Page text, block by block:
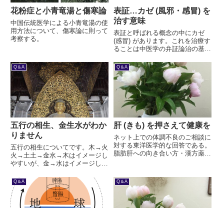
花粉症と小青竜湯と傷寒論
中国伝統医学による小青竜湯の使
用方法について、傷寒論に則って
考察する。
表証…カゼ (風邪・感冒) を
治す意味
表証と呼ばれる概念の中にカゼ
(感冒) があります。これを治療す
ることは中医学の弁証論治の基本
証を治療することも大切ですが、
もっと大切なのは、裏証を治療す
るためです。表裏は一枚の紙の表
と裏で、一体のものです。
Q＆A
五行の相生、金生水がわか
りません
五行の相生についてです。木→火
火→土土→金水→木はイメージし
やすいが、金→水はイメージしに
付く｣という説明があるがシック
リこない…という意見をいただき
ました。どう考えればいいか、お
答えします。
Q＆A
肝 (きも) を押さえて健康を
ネット上での体調不良のご相談に
対する東洋医学的な回答である。
脂肪肝への向き合い方・漢方薬の
Q＆A Q＆A